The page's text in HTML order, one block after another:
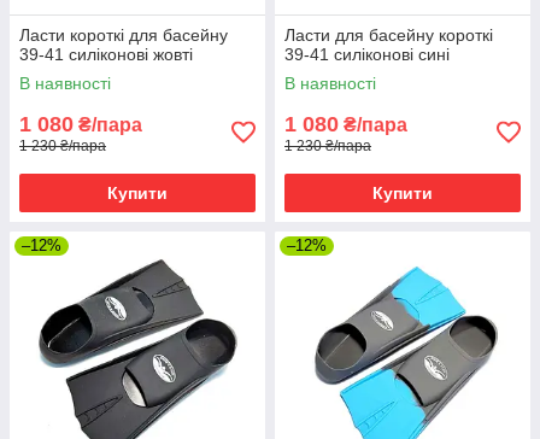
Ласти короткі для басейну
39-41 силіконові жовті
В наявності
1 080 ₴/пара
1 230 ₴/пара
Купити
Ласти для басейну короткі
39-41 силіконові сині
В наявності
1 080 ₴/пара
1 230 ₴/пара
Купити
–12% –12%